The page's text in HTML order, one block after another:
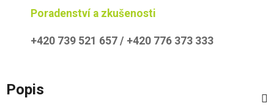
Poradenství a zkušenosti
+420 739 521 657 / +420 776 373 333
Popis